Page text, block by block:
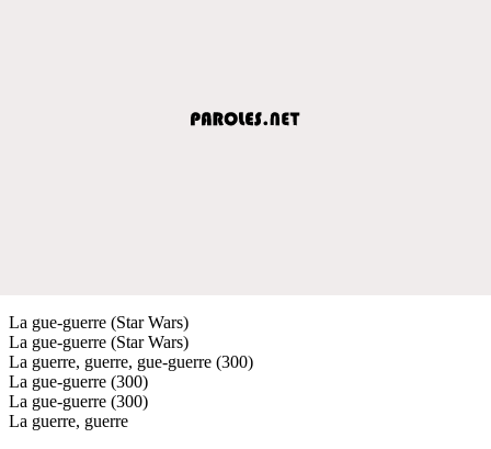
La gue-guerre (Star Wars)
La gue-guerre (Star Wars)
La guerre, guerre, gue-guerre (300)
La gue-guerre (300)
La gue-guerre (300)
La guerre, guerre